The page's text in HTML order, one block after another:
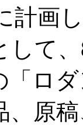
計画
して
「ロ
、原